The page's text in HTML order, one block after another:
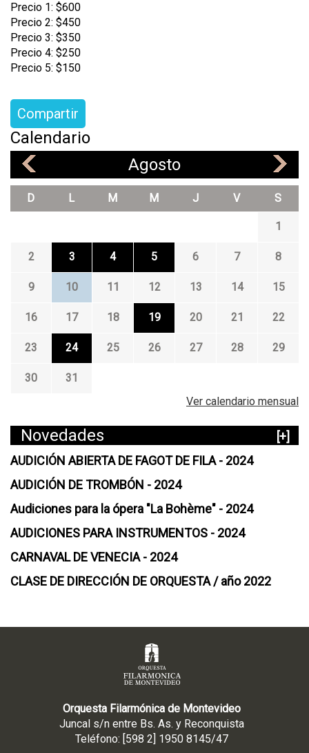
Precio 1: $600
Precio 2: $450
Precio 3: $350
Precio 4: $250
Precio 5: $150
Compartir
Calendario
Agosto
D L M M J V S
1
2 3 4 5 6 7 8
9 10 11 12 13 14 15
16 17 18 19 20 21 22
23 24 25 26 27 28 29
30
31
Ver calendario mensual
Novedades
[+]
AUDICIÓN ABIERTA DE FAGOT DE FILA - 2024
AUDICIÓN DE TROMBÓN - 2024
Audiciones para la ópera "La Bohème" - 2024
AUDICIONES PARA INSTRUMENTOS - 2024
CARNAVAL DE VENECIA - 2024
CLASE DE DIRECCIÓN DE ORQUESTA / año 2022
Orquesta Filarmónica de Montevideo
Juncal s/n entre Bs. As. y Reconquista
Teléfono: [598 2] 1950 8145/47